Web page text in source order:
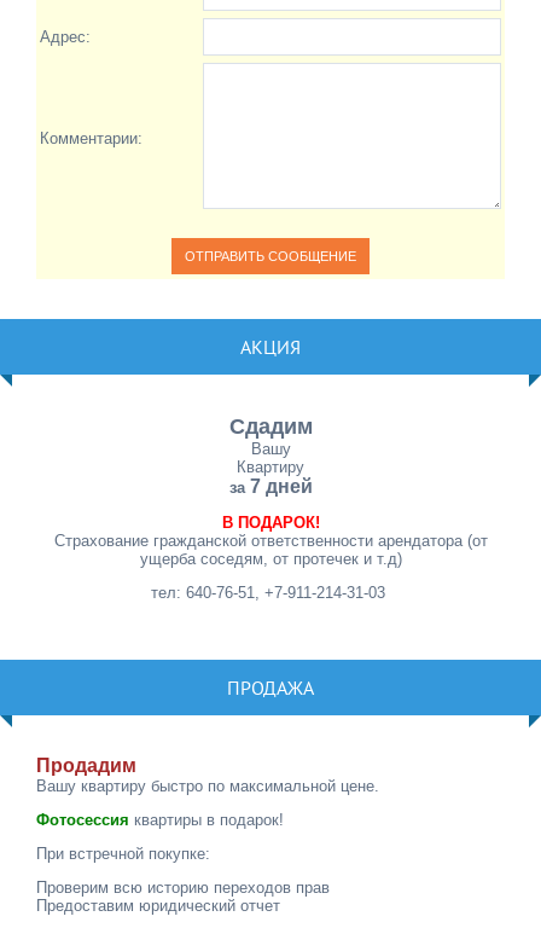
Адрес:
Комментарии:
АКЦИЯ
Сдадим
Вашу
Квартиру
за 7 дней
В ПОДАРОК!
Страхование гражданской ответственности арендатора (от
ущерба соседям, от протечек и т.д)
тел: 640-76-51, +7-911-214-31-03
ПРОДАЖА
Продадим
Вашу квартиру быстро по максимальной цене.
Фотосессия квартиры в подарок!
При встречной покупке:
Проверим всю историю переходов прав
Предоставим юридический отчет